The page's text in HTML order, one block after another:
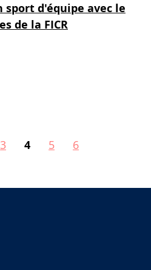
sport d'équipe avec le
de la FICR
3 4 5 6